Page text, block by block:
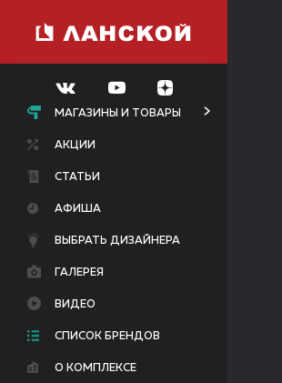
МАГАЗИНЫ И ТОВАРЫ
АКЦИИ
СТАТЬИ
АФИША
ВЫБРАТЬ ДИЗАЙНЕРА
ГАЛЕРЕЯ
ВИДЕО
СПИСОК БРЕНДОВ
О КОМПЛЕКСЕ